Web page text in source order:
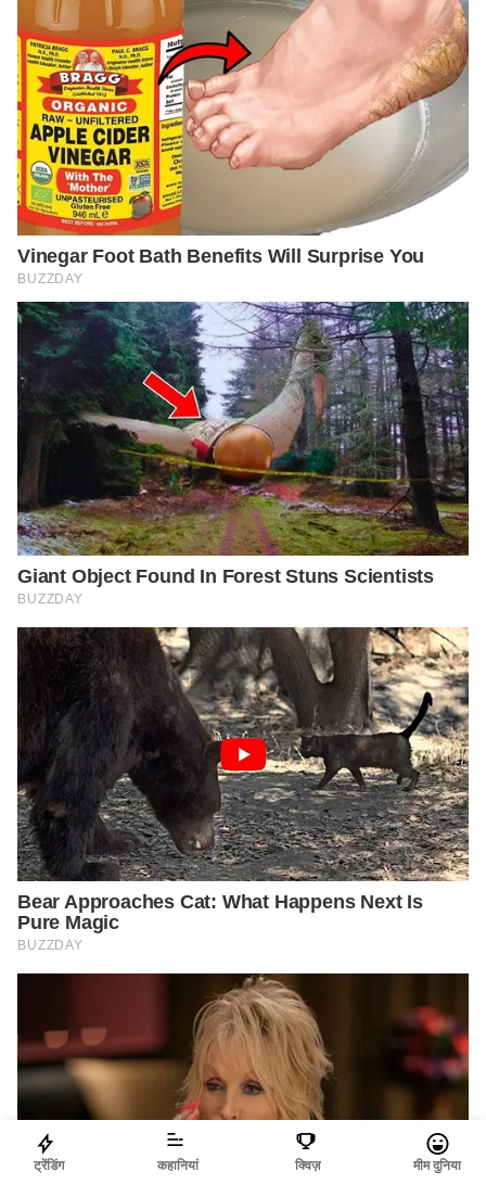
ट्रेंडिंग कहानियां क्विज़ मीम दुनिया